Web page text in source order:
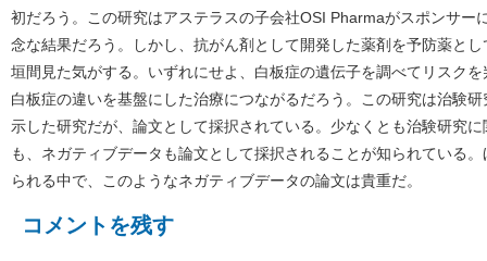
初だろう。この研究はアステラスの子会社OSI Pharmaがスポンサー
念な結果だろう。しかし、抗がん剤として開発した薬剤を予防薬と
垣間見た気がする。いずれにせよ、白板症の遺伝子を調べてリスク
白板症の違いを基盤にした治療につながるだろう。この研究は治験
示した研究だが、論文として採択されている。少なくとも治験研究
も、ネガティブデータも論文として採択されることが知られている
られる中で、このようなネガティブデータの論文は貴重だ。
コメントを残す